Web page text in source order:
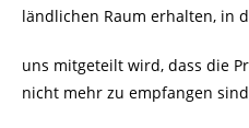
ländlichen Raum erhalten, in
uns mitgeteilt wird, dass die
nicht mehr zu empfangen